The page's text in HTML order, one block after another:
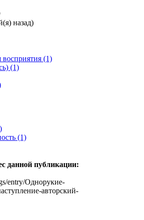
назад)
восприятия (1)
(1)
(1)
данной публикации:
entry/Однорукие-
авторский-